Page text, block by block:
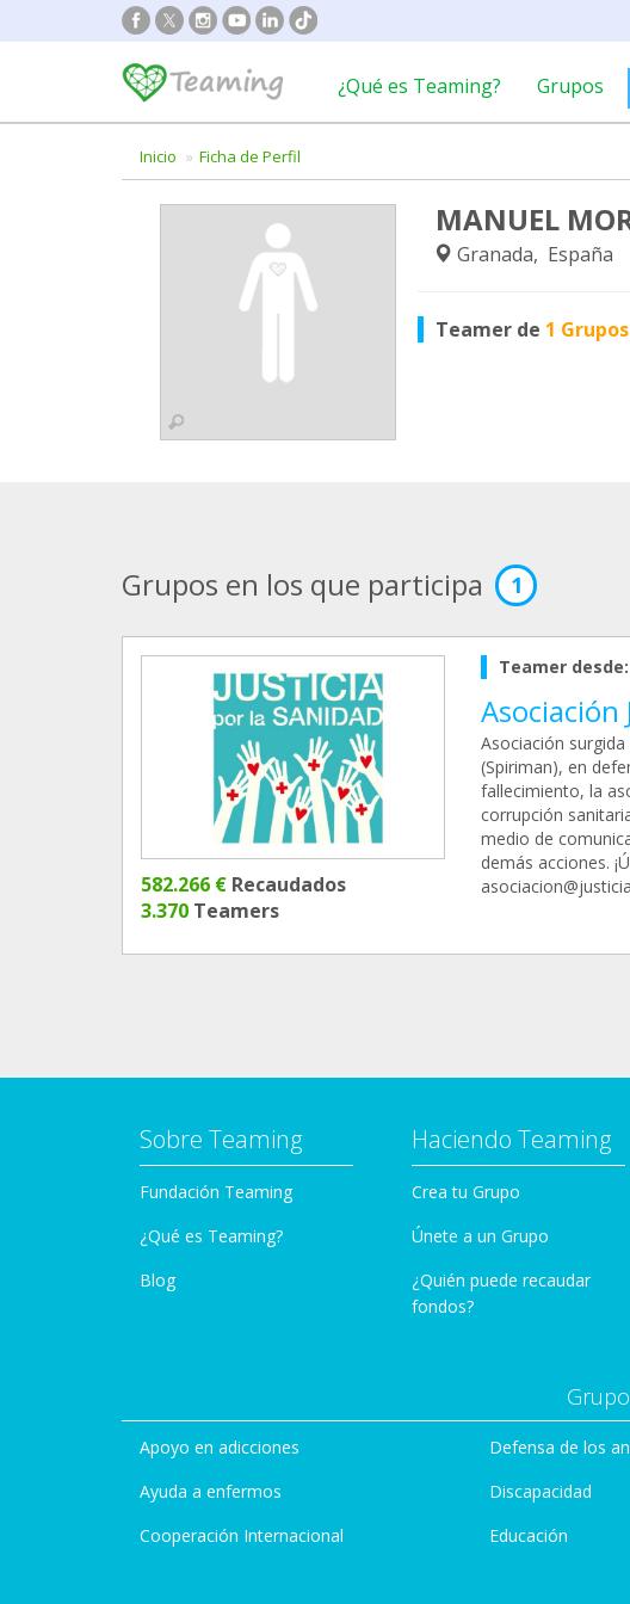
¿Qué es Teaming? Grupos
Inicio Ficha de Perfil
MANUEL
Granada, España
Teamer de 1 Grupos
Grupos en los que participa 1
582.266 € Recaudados
3.370 Teamers
Teamer desde:
Asociación
Asociación
(Spiriman), en
fallecimiento, la
corrupción
medio de
demás acciones.
Sobre Teaming
Fundación Teaming
¿Qué es Teaming?
Blog
Haciendo Teaming
Crea tu Grupo
Únete a un Grupo
¿Quién puede recaudar
fondos?
Apoyo en adicciones
Ayuda a enfermos
Cooperación Internacional
Defensa de los
Discapacidad
Educación